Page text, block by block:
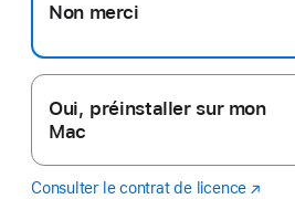
Non merci
Oui, préinstaller sur mon
Mac
Consulter le contrat de licence Logic
(s’ouvre